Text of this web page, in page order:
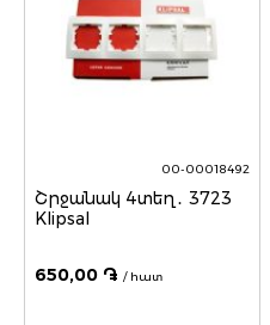
00-00018492
Շրջանակ 4տեղ․ 3723
Klipsal
650,00 ֏ / հատ